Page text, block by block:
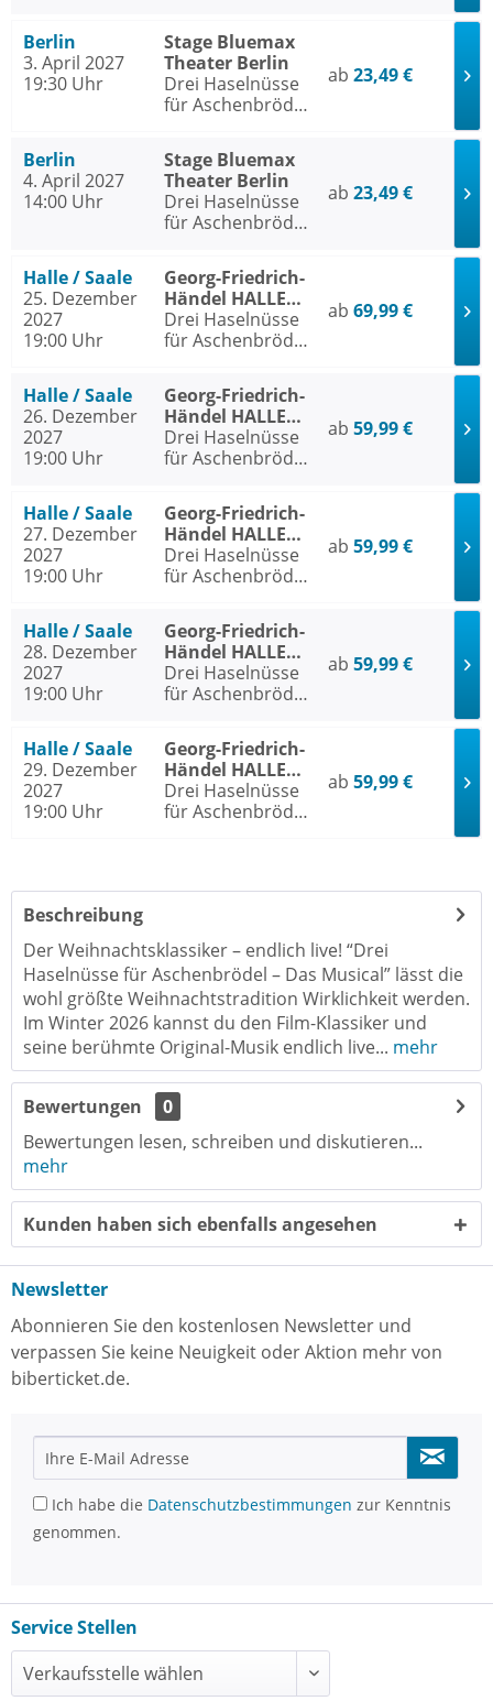
Berlin
3. April 2027
19:30 Uhr
Stage Bluemax
Theater Berlin
Drei Haselnüsse
für Aschenbrödel
ab 23,49 €
Berlin
4. April 2027
14:00 Uhr
Stage Bluemax
Theater Berlin
Drei Haselnüsse
für Aschenbrödel
ab 23,49 €
Halle / Saale
25. Dezember
2027
19:00 Uhr
Georg-Friedrich-
Händel HALLE
Halle / Saale
Drei Haselnüsse
für Aschenbrödel
ab 69,99 €
Halle / Saale
26. Dezember
2027
19:00 Uhr
Georg-Friedrich-
Händel HALLE
Halle / Saale
Drei Haselnüsse
für Aschenbrödel
ab 59,99 €
Halle / Saale
27. Dezember
2027
19:00 Uhr
Georg-Friedrich-
Händel HALLE
Halle / Saale
Drei Haselnüsse
für Aschenbrödel
ab 59,99 €
Halle / Saale
28. Dezember
2027
19:00 Uhr
Georg-Friedrich-
Händel HALLE
Halle / Saale
Drei Haselnüsse
für Aschenbrödel
ab 59,99 €
Halle / Saale
29. Dezember
2027
19:00 Uhr
Georg-Friedrich-
Händel HALLE
Halle / Saale
Drei Haselnüsse
für Aschenbrödel
ab 59,99 €
Beschreibung
Der Weihnachtsklassiker – endlich live! “Drei
Haselnüsse für Aschenbrödel – Das Musical” lässt die
wohl größte Weihnachtstradition Wirklichkeit werden.
Im Winter 2026 kannst du den Film-Klassiker und
seine berühmte Original-Musik endlich live... mehr
Bewertungen
0
Bewertungen lesen, schreiben und diskutieren...
mehr
Kunden haben sich ebenfalls angesehen
Newsletter
Abonnieren Sie den kostenlosen Newsletter und
verpassen Sie keine Neuigkeit oder Aktion mehr von
biberticket.de.
Ich habe die Datenschutzbestimmungen zur Kenntnis
genommen.
Service Stellen